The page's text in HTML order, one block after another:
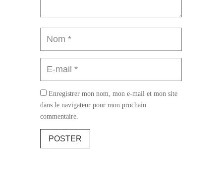
Enregistrer mon nom, mon e-mail et mon site
dans le navigateur pour mon prochain
commentaire.
POSTER